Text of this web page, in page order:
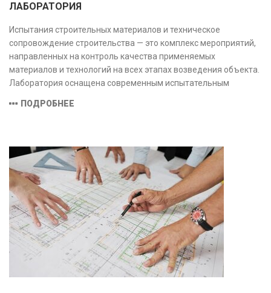
ЛАБОРАТОРИЯ
Испытания строительных материалов и техническое
сопровождение строительства — это комплекс мероприятий,
направленных на контроль качества применяемых
материалов и технологий на всех этапах возведения объекта.
Лаборатория оснащена современным испытательным
соответствующими заявленной области аккредитации.
ПОДРОБНЕЕ